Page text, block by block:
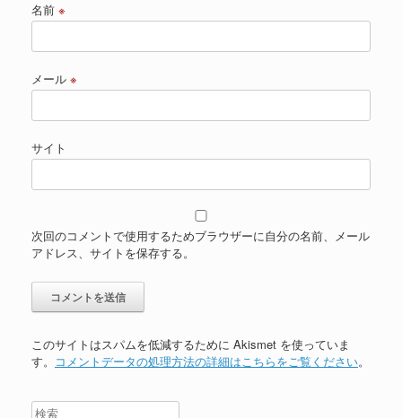
名前 ※
メール ※
サイト
次回のコメントで使用するためブラウザーに自分の名前、メール
アドレス、サイトを保存する。
このサイトはスパムを低減するために Akismet を使っていま
す。 コメントデータの処理方法の詳細はこちらをご覧ください。